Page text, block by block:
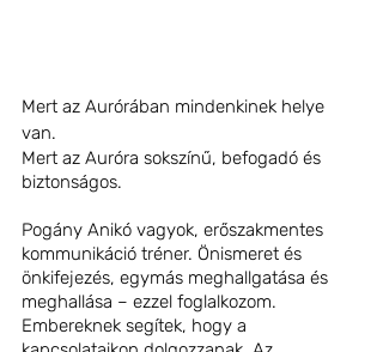
Mert az Aurórában mindenkinek helye
van.
Mert az Auróra sokszínű, befogadó és
biztonságos.
Pogány Anikó vagyok, erőszakmentes
kommunikáció tréner. Önismeret és
önkifejezés, egymás meghallgatása és
meghallása – ezzel foglalkozom.
Embereknek segítek, hogy a